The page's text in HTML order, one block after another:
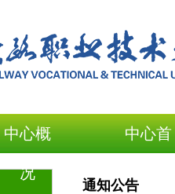
中心概
况
中心首
通知公告